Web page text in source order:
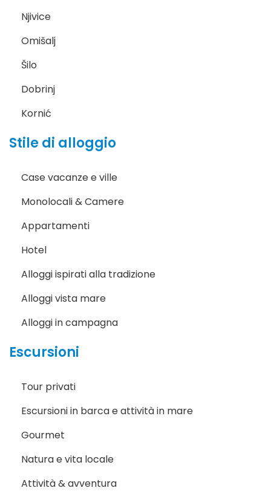
Njivice
Omišalj
Šilo
Dobrinj
Kornić
Stile di alloggio
Case vacanze e ville
Monolocali & Camere
Appartamenti
Hotel
Alloggi ispirati alla tradizione
Alloggi vista mare
Alloggi in campagna
Escursioni
Tour privati
Escursioni in barca e attività in mare
Gourmet
Natura e vita locale
Attività & avventura